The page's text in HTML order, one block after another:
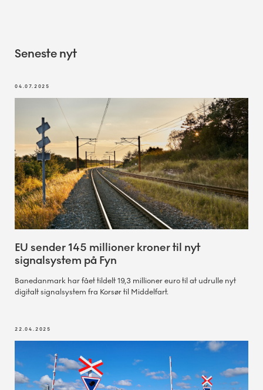
Seneste nyt
04.07.2025
EU sender 145 millioner kroner til nyt
signalsystem på Fyn
Banedanmark har fået tildelt 19,3 millioner euro til at udrulle nyt
digitalt signalsystem fra Korsør til Middelfart.
22.04.2025